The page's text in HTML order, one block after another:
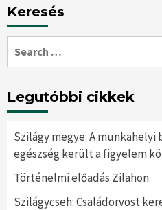
Keresés
for:
Legutóbbi cikkek
Szilágy megye: A munkahelyi
egészség került a figyelem
Történelmi előadás Zilahon
Szilágycseh: Családorvost